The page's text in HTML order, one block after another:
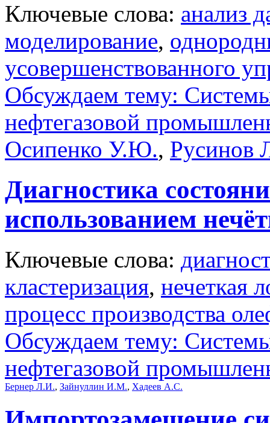
Ключевые слова: анализ
моделирование,
усовершенствованного
Обсуждаем тему:
нефтегазовой
Осипенко У.Ю., Русинов
Диагностика
использованием
Ключевые слова:
кластеризация, нечеткая
процесс производства
Обсуждаем тему:
нефтегазовой
Бернер Л.И., Зайнуллин И.М., Хадеев А.С.